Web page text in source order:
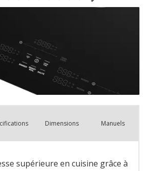
Dimensions Manuels
supérieure en cuisine grâce à